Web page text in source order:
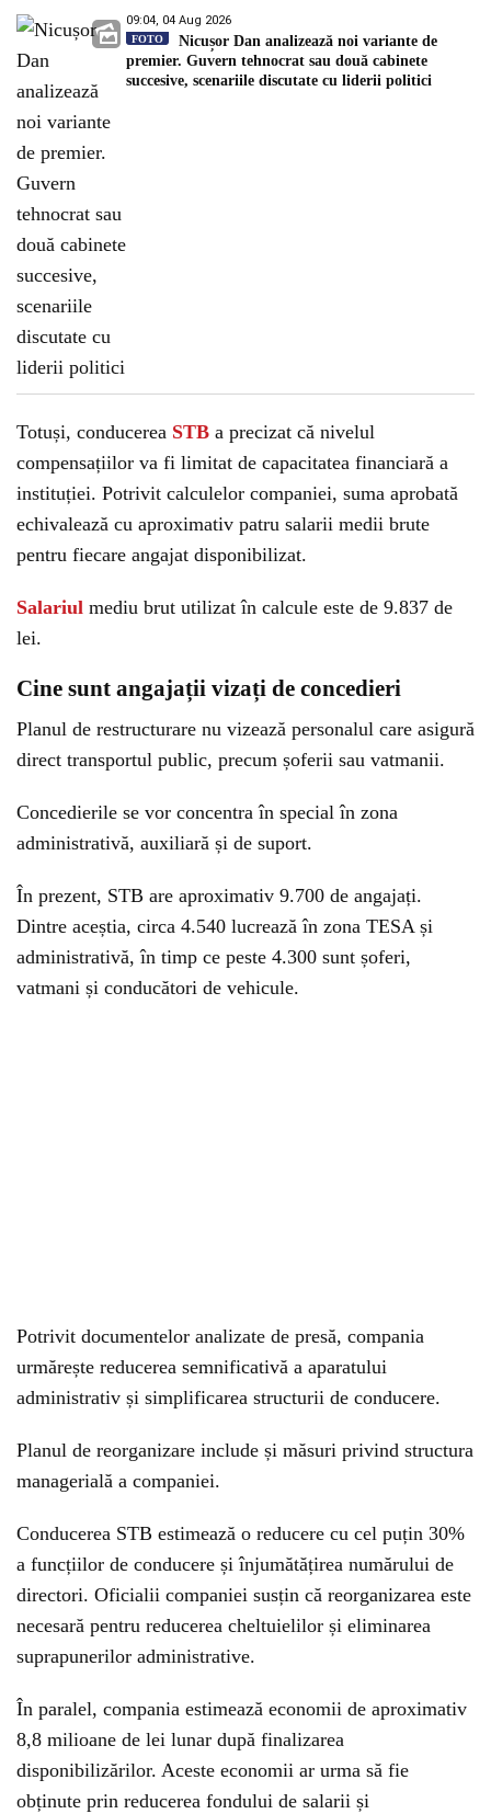
09:04, 04 Aug 2026
FOTO
Nicușor Dan analizează noi variante de
premier. Guvern tehnocrat sau două cabinete
succesive, scenariile discutate cu liderii politici
Totuși, conducerea STB a precizat că nivelul
compensațiilor va fi limitat de capacitatea financiară a
instituției. Potrivit calculelor companiei, suma aprobată
echivalează cu aproximativ patru salarii medii brute
pentru fiecare angajat disponibilizat.
Salariul mediu brut utilizat în calcule este de 9.837 de
lei.
Cine sunt angajații vizați de concedieri
Planul de restructurare nu vizează personalul care asigură
direct transportul public, precum șoferii sau vatmanii.
Concedierile se vor concentra în special în zona
administrativă, auxiliară și de suport.
În prezent, STB are aproximativ 9.700 de angajați.
Dintre aceștia, circa 4.540 lucrează în zona TESA și
administrativă, în timp ce peste 4.300 sunt șoferi,
vatmani și conducători de vehicule.
Potrivit documentelor analizate de presă, compania
urmărește reducerea semnificativă a aparatului
administrativ și simplificarea structurii de conducere.
Planul de reorganizare include și măsuri privind structura
managerială a companiei.
Conducerea STB estimează o reducere cu cel puțin 30%
a funcțiilor de conducere și înjumătățirea numărului de
directori. Oficialii companiei susțin că reorganizarea este
necesară pentru reducerea cheltuielilor și eliminarea
suprapunerilor administrative.
În paralel, compania estimează economii de aproximativ
8,8 milioane de lei lunar după finalizarea
disponibilizărilor. Aceste economii ar urma să fie
obținute prin reducerea fondului de salarii și